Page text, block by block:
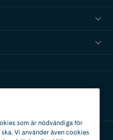
som är nödvändiga för
Vi använder även cookies